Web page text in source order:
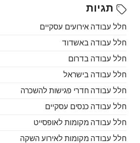
תגיות
חלל עבודה אירועים עסקיים
חלל עבודה באשדוד
חלל עבודה בדרום
חלל עבודה בישראל
חלל עבודה חדרי פגישות להשכרה
חלל עבודה כנסים עסקיים
חלל עבודה מקומות לאופסייט
חלל עבודה מקומות לאירוע השקה